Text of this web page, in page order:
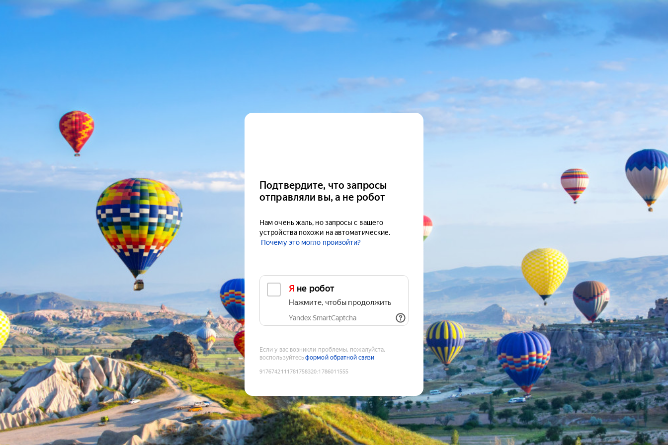
Подтвердите, что запросы
отправляли вы, а не робот
Нам очень жаль, но запросы с вашего
устройства похожи на автоматические.
Почему это могло произойти?
Я не робот
Нажмите, чтобы продолжить
Yandex SmartCaptcha
Если у вас возникли проблемы, пожалуйста,
воспользуйтесьформой обратной связи
9176742111781758320:1786011555